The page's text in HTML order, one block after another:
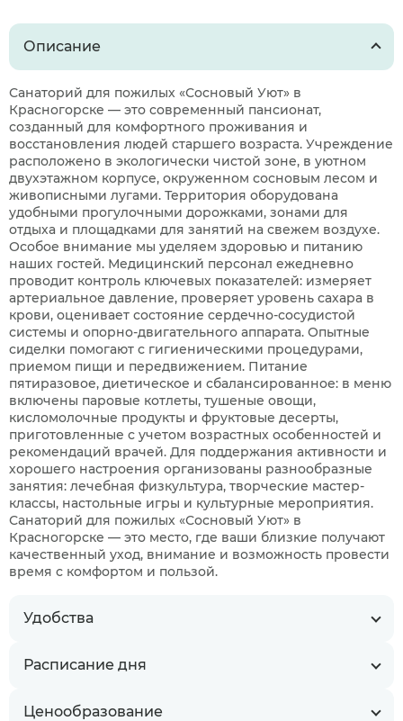
Описание
Удобства
Расписание дня
Ценообразование
Санаторий для пожилых «Сосновый Уют» в
Красногорске — это современный пансионат,
созданный для комфортного проживания и
восстановления людей старшего возраста. Учреждение
расположено в экологически чистой зоне, в уютном
двухэтажном корпусе, окруженном сосновым лесом и
живописными лугами. Территория оборудована
удобными прогулочными дорожками, зонами для
отдыха и площадками для занятий на свежем воздухе.
Особое внимание мы уделяем здоровью и питанию
наших гостей. Медицинский персонал ежедневно
проводит контроль ключевых показателей: измеряет
артериальное давление, проверяет уровень сахара в
крови, оценивает состояние сердечно-сосудистой
системы и опорно-двигательного аппарата. Опытные
сиделки помогают с гигиеническими процедурами,
приемом пищи и передвижением. Питание
пятиразовое, диетическое и сбалансированное: в меню
включены паровые котлеты, тушеные овощи,
кисломолочные продукты и фруктовые десерты,
приготовленные с учетом возрастных особенностей и
рекомендаций врачей. Для поддержания активности и
хорошего настроения организованы разнообразные
занятия: лечебная физкультура, творческие мастер-
классы, настольные игры и культурные мероприятия.
Санаторий для пожилых «Сосновый Уют» в
Красногорске — это место, где ваши близкие получают
качественный уход, внимание и возможность провести
время с комфортом и пользой.